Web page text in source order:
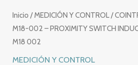
Inicio / MEDICIÓN Y CONTROL/
M18-002 – PROXIMITY SWITCH
M18 002
MEDICIÓN Y CONTROL